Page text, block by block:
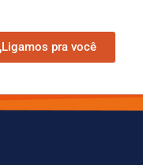
Ligamos pra você